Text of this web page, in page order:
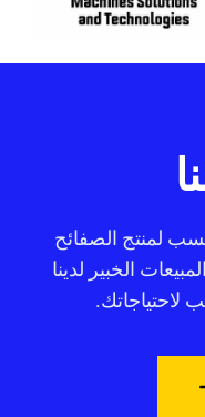
لمنتج الصفائح
الخبير لدينا
لاحتياجاتك.